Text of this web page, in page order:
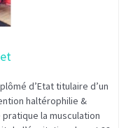
d’Etat titulaire d’un
haltérophilie &
la musculation